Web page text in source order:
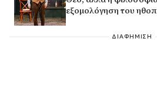
εξομολόγηση του
ΔΙΑΦΗΜΙΣΗ